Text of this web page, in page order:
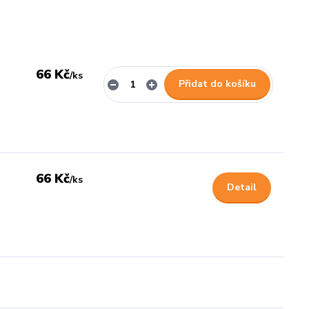
66 Kč/ks
Přidat do košíku
66 Kč/ks
Detail